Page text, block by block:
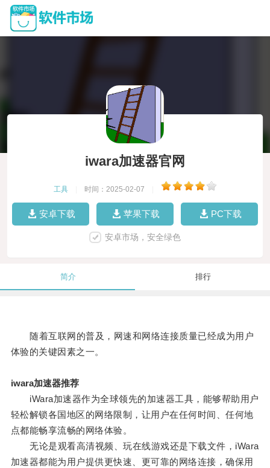
iwara加速器官网
工具 时间：2025-02-07
安卓下载 苹果下载 PC下载
安卓市场，安全绿色
简介 排行
随着互联网的普及，网速和网络连接质量已经成为用户
体验的关键因素之一。
iwara加速器推荐
iWara加速器作为全球领先的加速器工具，能够帮助用户
轻松解锁各国地区的网络限制，让用户在任何时间、任何地
点都能畅享流畅的网络体验。
无论是观看高清视频、玩在线游戏还是下载文件，iWara
加速器都能为用户提供更快速、更可靠的网络连接，确保用